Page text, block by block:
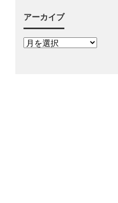
アーカイブ